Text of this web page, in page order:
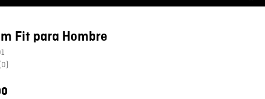
Fit para Hombre
(0)